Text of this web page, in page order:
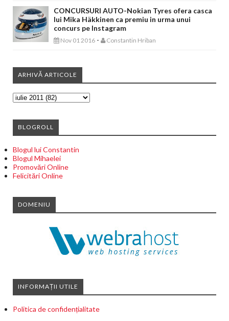
CONCURSURI AUTO-Nokian Tyres ofera casca
lui Mika Häkkinen ca premiu in urma unui
concurs pe Instagram
Nov 01 2016 - Constantin Hriban
ARHIVĂ ARTICOLE
BLOGROLL
Blogul lui Constantin
Blogul Mihaelei
Promovări Online
Felicitări Online
DOMENIU
INFORMAȚII UTILE
Politica de confidențialitate